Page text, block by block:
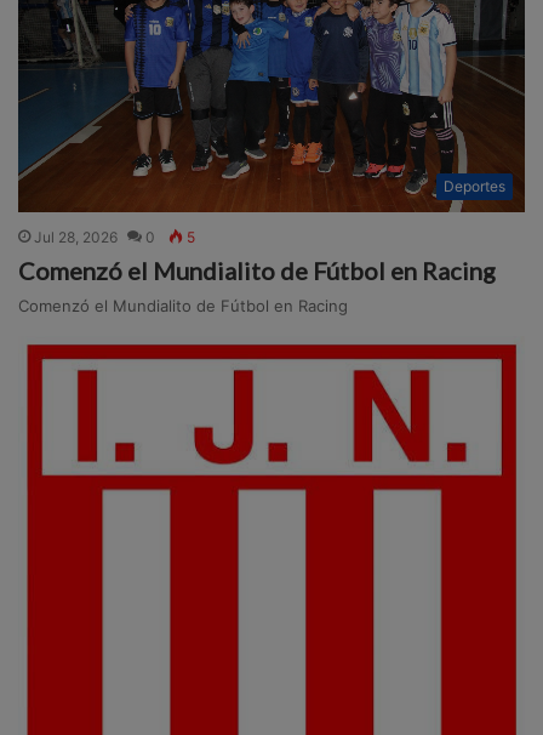
Deportes
Jul 28, 2026 0 5
Comenzó el Mundialito de Fútbol en Racing
Comenzó el Mundialito de Fútbol en Racing